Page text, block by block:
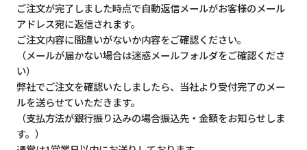
ご注文が完了しました時点で自動返信メールがお客様のメール
アドレス宛に返信されます。
ご注文内容に間違いがないか内容をご確認ください。
（メールが届かない場合は迷惑メールフォルダをご確認くださ
い）
弊社でご注文を確認いたしましたら、当社より受付完了のメー
ルを送らせていただきます。
（支払方法が銀行振り込みの場合振込先・金額をお知らせしま
す。）